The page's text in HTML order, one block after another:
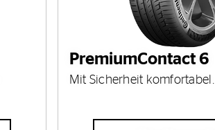
PremiumContact 6
Mit Sicherheit komfortabel.